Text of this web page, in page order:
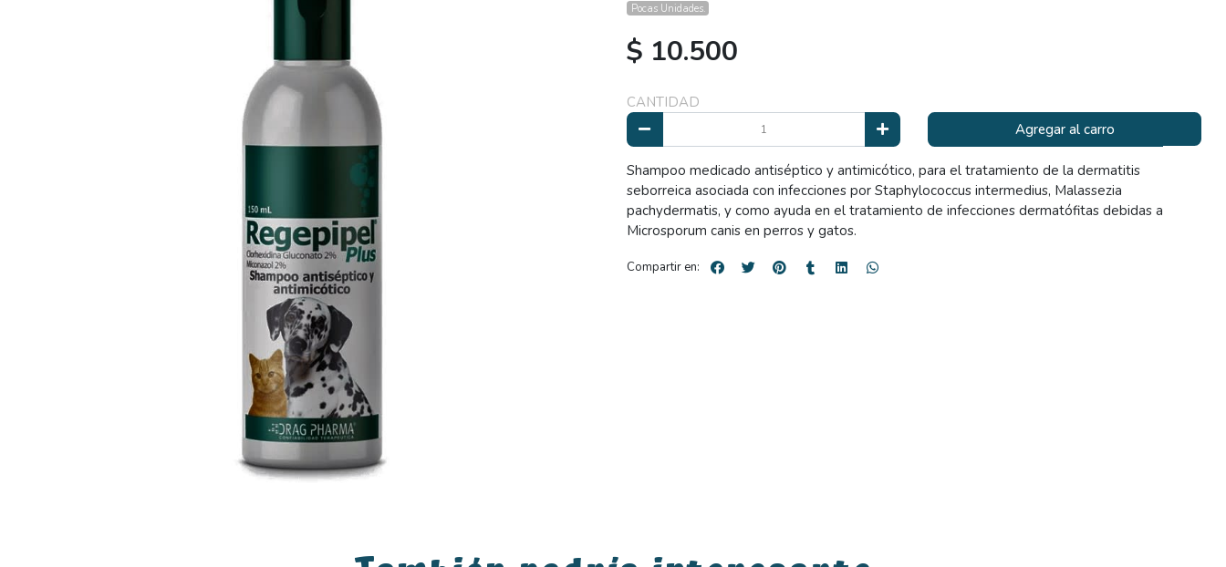
Pocas Unidades.
$ 10.500
CANTIDAD
Agregar al carro
Shampoo medicado antiséptico y antimicótico, para el tratamiento de la dermatitis
seborreica asociada con infecciones por Staphylococcus intermedius, Malassezia
pachydermatis, y como ayuda en el tratamiento de infecciones dermatófitas debidas a
Microsporum canis en perros y gatos.
Compartir en: